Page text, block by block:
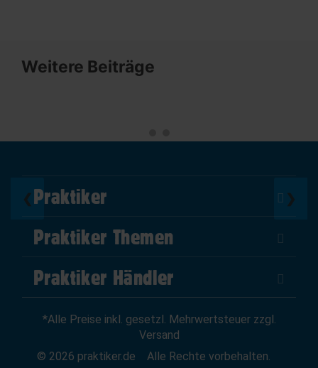
Weitere Beiträge
❮ ❯
Praktiker
Über Uns
Impressum
AGB
Widerrufsrecht
Praktiker Themen
DIY Helden
Marktplatz
News
Praktiker Händler
Zum Händler-Login
Affiliate Partnerprogramm
*Alle Preise inkl. gesetzl. Mehrwertsteuer zzgl.
Versand
© 2026 praktiker.de
Alle Rechte vorbehalten.